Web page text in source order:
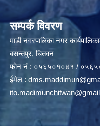
सम्पर्क विवरण
माडी नगरपालिका नगर
बसन्तपुर, चितवन
फोन नं : ०५६५०१०४१ /
ईमेल :